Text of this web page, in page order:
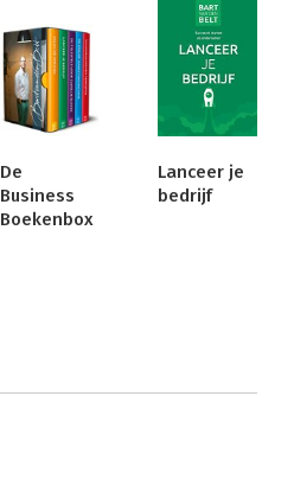
De
Business
Boekenbox
Lanceer je
bedrijf